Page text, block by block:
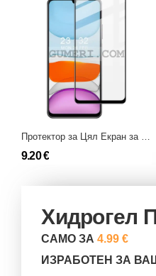
Протектор за Цял Екран за Realme Note 50
9.20 €
Хидрогел
САМО ЗА4.99 €
ИЗРАБОТЕН ЗА